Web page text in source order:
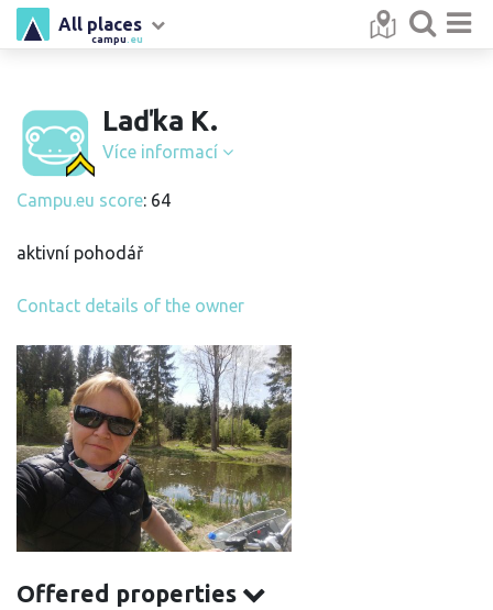
campu .eu
All places
Laďka K.
Více informací
Campu.eu score: 64
aktivní pohodář
Contact details of the owner
Offered properties